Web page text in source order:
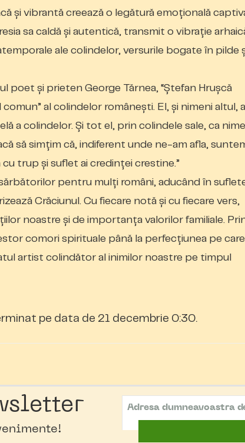
și vibrantă creează o legătură emoțională
sa caldă și autentică, transmit o vibrație
ale colindelor, versurile bogate în pilde
poet și prieten George Tărnea, “Ștefan Hrușcă
al colindelor românești. El, și nimeni altul, a
a colindelor. Și tot el, prin colindele sale, ca
să simţim că, indiferent unde ne-am afla,
trup și suflet ai credinţei crestine.”
pentru mulți români, aducând în
Crăciunul. Cu fiecare notă și cu fiecare vers,
noastre și de importanța valorilor familiale.
comori spirituale până la perfecțiunea pe
artist colindător al inimilor noastre pe timpul
pe data de 21 decembrie 0:30.